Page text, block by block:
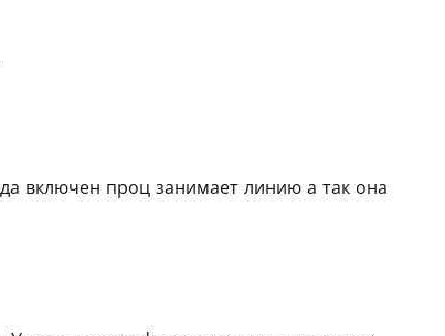
включен проц занимает линию а так она